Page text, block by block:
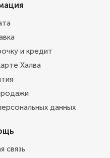
и кредит
Халва
данных
связь